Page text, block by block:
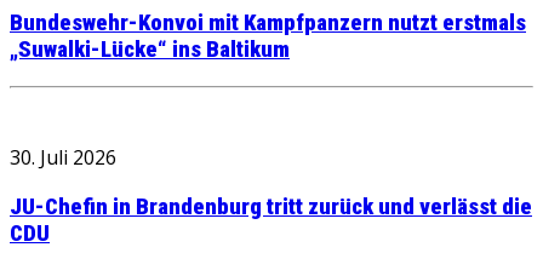
Bundeswehr-Konvoi mit Kampfpanzern nutzt erstmals
„Suwalki-Lücke“ ins Baltikum
30. Juli 2026
JU-Chefin in Brandenburg tritt zurück und verlässt die
CDU